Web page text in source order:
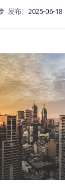
发布： 2025-06-18